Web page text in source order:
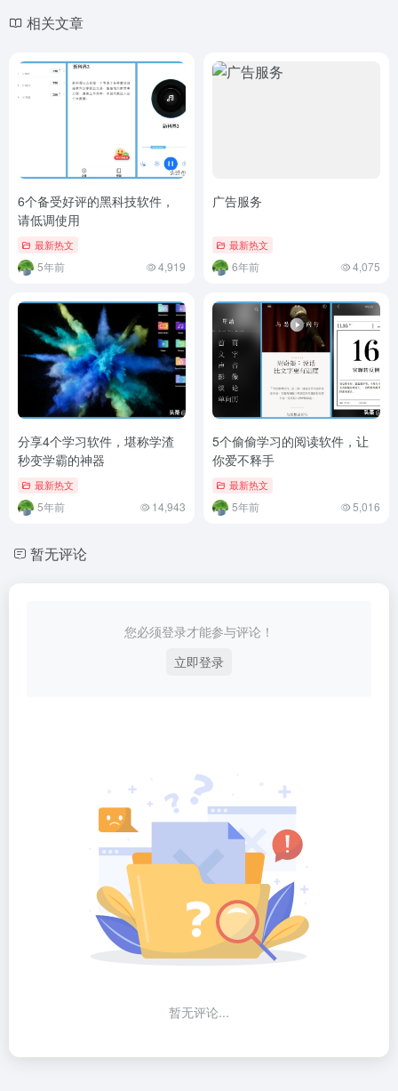
相关文章
6个备受好评的黑科技软件，
请低调使用
最新热文
5年前 4,919
广告服务
最新热文
6年前 4,075
分享4个学习软件，堪称学渣
秒变学霸的神器
最新热文
5年前 14,943
5个偷偷学习的阅读软件，让
你爱不释手
最新热文
5年前 5,016
暂无评论
您必须登录才能参与评论！
立即登录
暂无评论...